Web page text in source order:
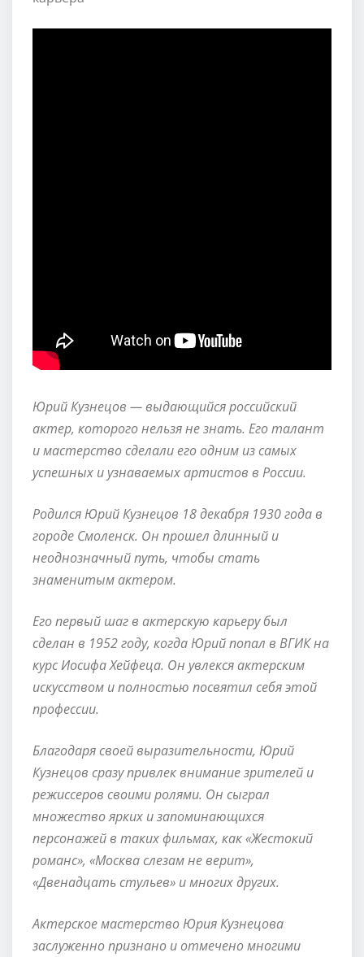
Юрий Кузнецов — выдающийся российский
актер, которого нельзя не знать. Его талант
и мастерство сделали его одним из самых
успешных и узнаваемых артистов в России.
Родился Юрий Кузнецов 18 декабря 1930 года в
городе Смоленск. Он прошел длинный и
неоднозначный путь, чтобы стать
знаменитым актером.
Его первый шаг в актерскую карьеру был
сделан в 1952 году, когда Юрий попал в ВГИК на
курс Иосифа Хейфеца. Он увлекся актерским
искусством и полностью посвятил себя этой
профессии.
Благодаря своей выразительности, Юрий
Кузнецов сразу привлек внимание зрителей и
режиссеров своими ролями. Он сыграл
множество ярких и запоминающихся
персонажей в таких фильмах, как «Жестокий
романс», «Москва слезам не верит»,
«Двенадцать стульев» и многих других.
Актерское мастерство Юрия Кузнецова
заслуженно признано и отмечено многими